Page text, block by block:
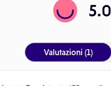
5.0
Valutazioni (1)